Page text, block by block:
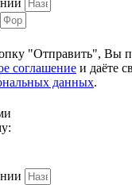
"Отправить", Вы
соглашение и даёте
данных.